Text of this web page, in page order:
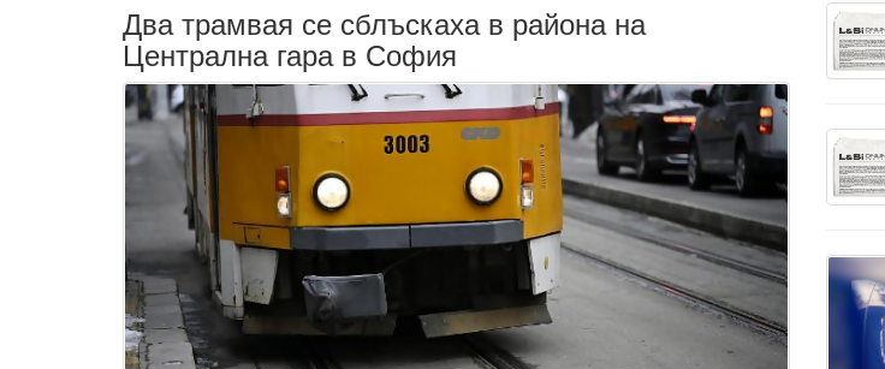
Два трамвая се сблъскаха в района на
Централна гара в София